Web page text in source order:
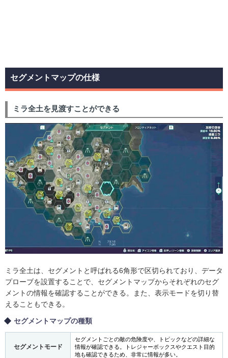
セグメントマップの仕様
ミラ全土を見渡すことができる
ミラ全土は、セグメントと呼ばれる6角形で区切られており、データ
プローブを設置することで、セグメントマップからそれぞれのセグ
メントの情報を確認することができる。また、表示モードを切り替
えることもできる。
セグメントマップの種類
セグメントモード
セグメントごとの敵の危険度や、トピックなどの詳細な
情報が確認できる。トレジャーボックスやクエスト目的
地も確認できるため、非常に情報が多い。